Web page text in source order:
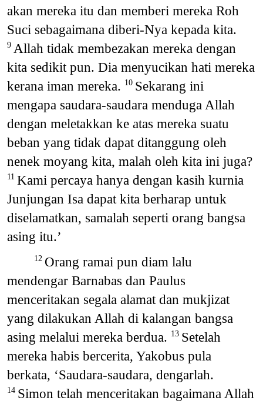
akan mereka itu dan memberi mereka Roh
Suci sebagaimana diberi-Nya kepada kita.
9 Allah tidak membezakan mereka dengan
kita sedikit pun. Dia menyucikan hati mereka
kerana iman mereka. 10 Sekarang ini
mengapa saudara-saudara menduga Allah
dengan meletakkan ke atas mereka suatu
beban yang tidak dapat ditanggung oleh
nenek moyang kita, malah oleh kita ini juga?
11 Kami percaya hanya dengan kasih kurnia
Junjungan Isa dapat kita berharap untuk
diselamatkan, samalah seperti orang bangsa
asing itu.’
12 Orang ramai pun diam lalu
mendengar Barnabas dan Paulus
menceritakan segala alamat dan mukjizat
yang dilakukan Allah di kalangan bangsa
asing melalui mereka berdua. 13 Setelah
mereka habis bercerita, Yakobus pula
berkata, ‘Saudara-saudara, dengarlah.
14 Simon telah menceritakan bagaimana Allah